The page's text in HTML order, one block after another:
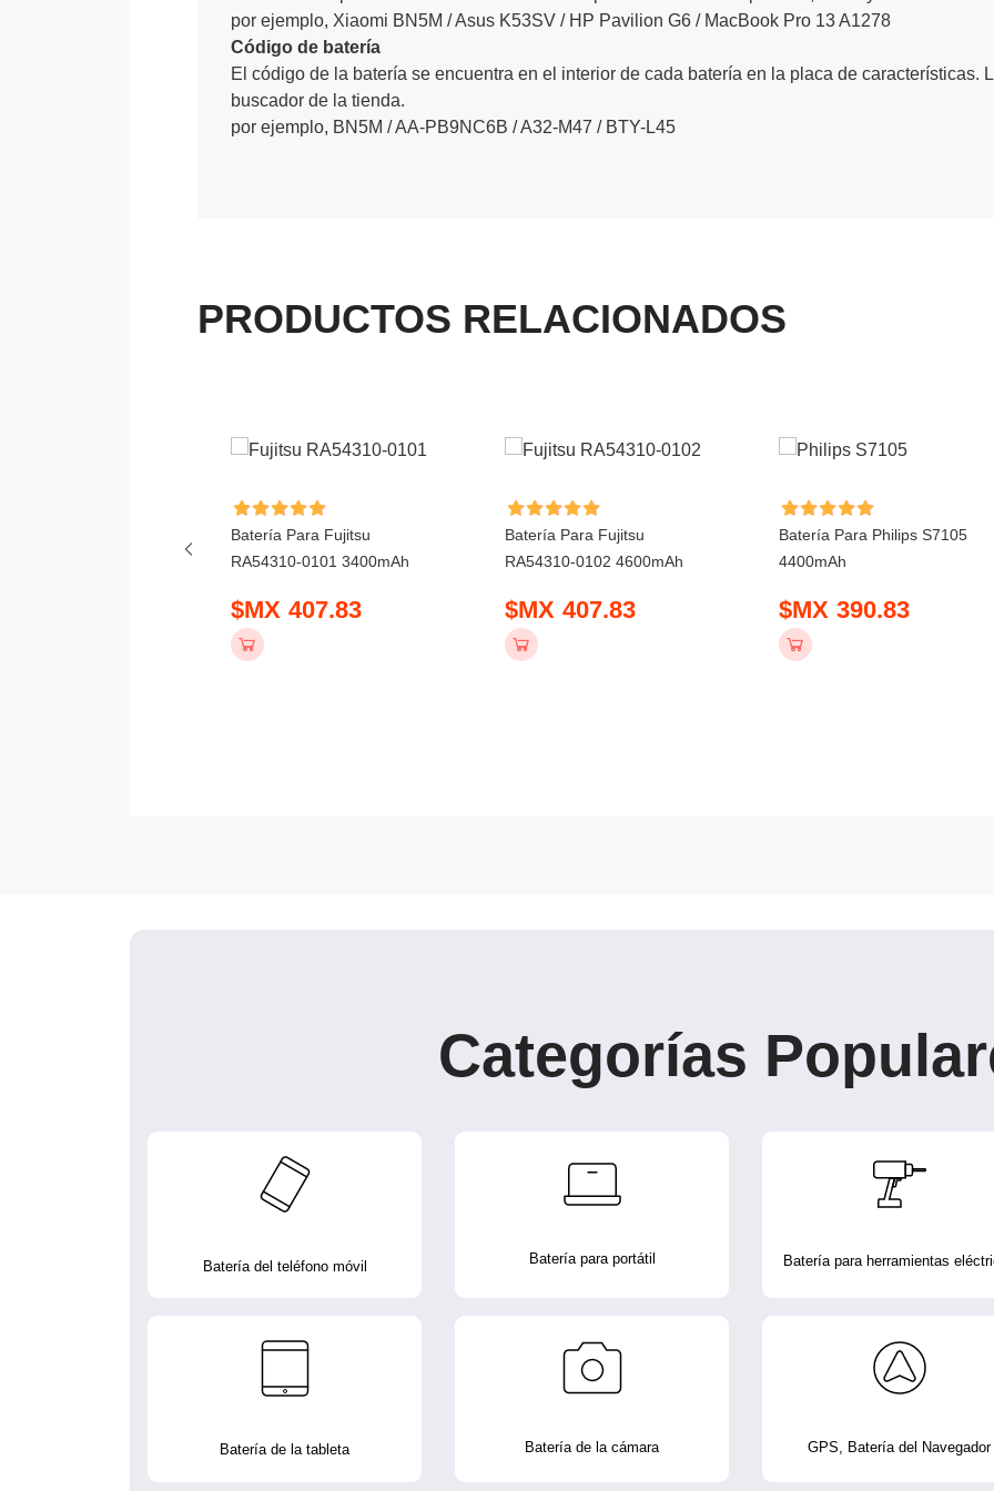
por ejemplo, Xiaomi BN5M / Asus K53SV / HP Pavilion G6 / MacBook Pro 13 A1278
Código de batería
El código de la batería se encuentra en el interior de cada batería en la placa de características.
buscador de la tienda.
por ejemplo, BN5M / AA-PB9NC6B / A32-M47 / BTY-L45
PRODUCTOS RELACIONADOS
Batería Para Fujitsu
RA54310-0101 3400mAh
$MX 407.83
Batería Para Fujitsu
RA54310-0102 4600mAh
$MX 407.83
Batería Para Philips S7105
4400mAh
$MX 390.83
Categorías
Batería del teléfono móvil Batería para portátil Batería para herramientas
Batería de la tableta Batería de la cámara GPS, Batería del Navegador